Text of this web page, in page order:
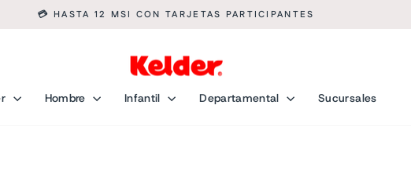
💳 HASTA 12 MSI CON TARJETAS PARTICIPANTES
Hombre Infantil Departamental Sucursales